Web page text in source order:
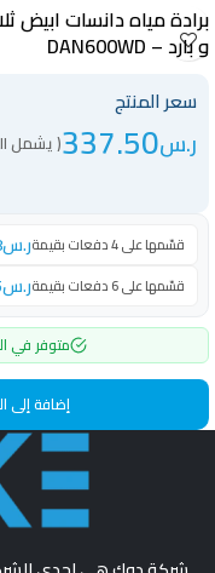
برادة مياه دانسات ابيض
و بارد – DAN600WD
سعر المنتج
ر.س337.50( يشمل
قسّمها على 4 دفعات بقيمة ر.س
قسّمها على 6 دفعات بقيمة ر.س
متوفر في
إضافة إلى